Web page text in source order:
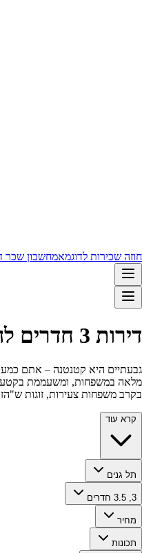
חוזה שכירות לדוגמאמחשבון שכר
דירות 3 חדרים להשכרה בתל גנים, גבעתיים 🏡
גבעתיים היא קטנטנה – אתם כמעט
מלאה במשפחות, ומשעממת בקטע
בקרב משפחות צעירות, זוגות
קרא עוד
תל גנים
3, 3.5 חדרים
מחיר
תכונות